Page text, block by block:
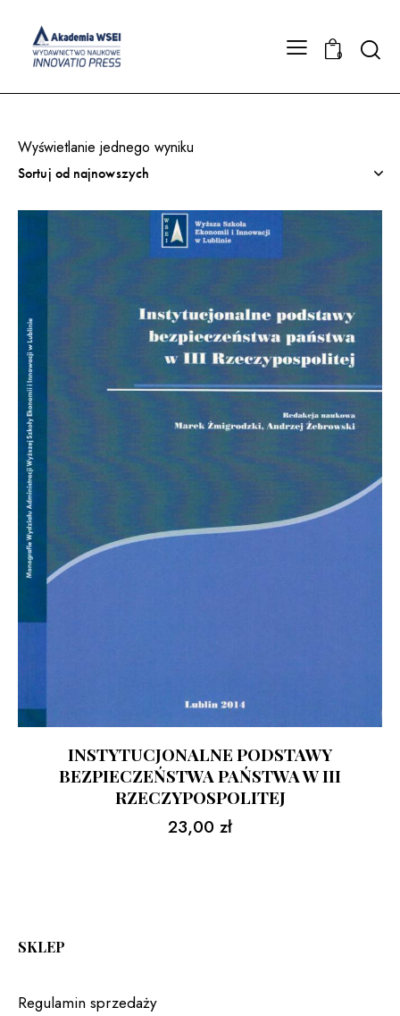
0
Wyświetlanie jednego wyniku
INSTYTUCJONALNE PODSTAWY
BEZPIECZEŃSTWA PAŃSTWA W III
RZECZYPOSPOLITEJ
23,00 zł
SKLEP
Regulamin sprzedaży